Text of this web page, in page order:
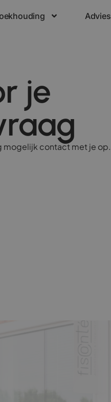
Advies
je
mogelijk contact met je op.